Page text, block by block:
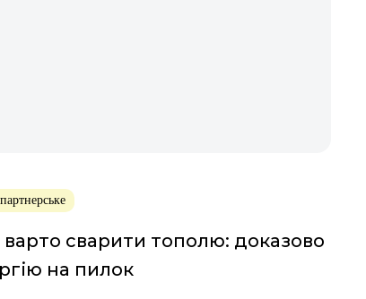
сварити тополю: доказово
на пилок